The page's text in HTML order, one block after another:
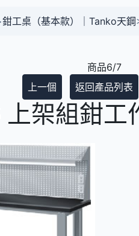
鉗工桌（基本款）｜Tanko天鋼
商品6/7
上一個
返回產品列表
架組鉗工